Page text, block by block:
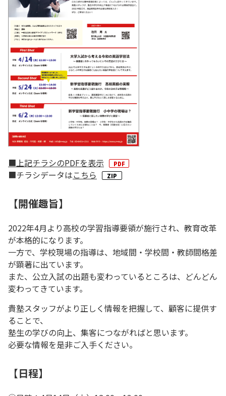
■上記チラシのPDFを表示
■チラシデータはこちら
【開催趣旨】
2022年4月より高校の学習指導要領が施行され、教育改革
が本格的になります。
一方で、学校現場の指導は、地域間・学校間・教師間格差
が顕著に出ています。
また、公立入試の出題も変わっているところは、どんどん
変わってきています。
貴塾スタッフがより正しく情報を把握して、顧客に提供す
ることで、
塾生の学びの向上、集客につながればと思います。
必要な情報を是非ご入手ください。
【日程】